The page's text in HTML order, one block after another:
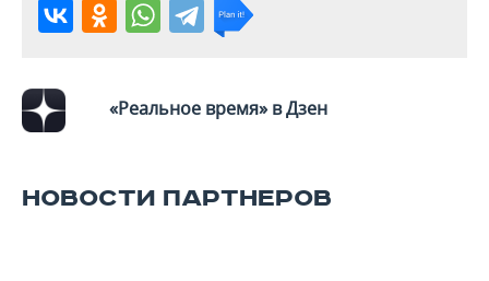
«Реальное время» в Дзен
НОВОСТИ ПАРТНЕРОВ